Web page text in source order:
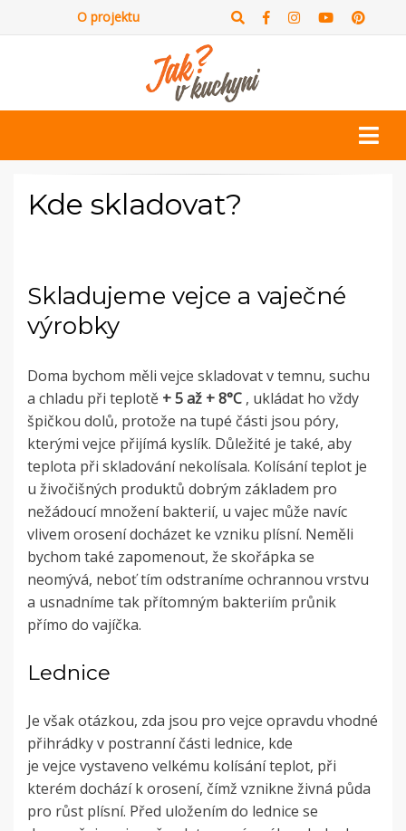
O projektu
Kde skladovat?
Skladujeme vejce a vaječné
výrobky
Doma bychom měli vejce skladovat v temnu, suchu
a chladu při teplotě + 5 až + 8°C , ukládat ho vždy
špičkou dolů, protože na tupé části jsou póry,
kterými vejce přijímá kyslík. Důležité je také, aby
teplota při skladování nekolísala. Kolísání teplot je
u živočišných produktů dobrým základem pro
nežádoucí množení bakterií, u vajec může navíc
vlivem orosení docházet ke vzniku plísní. Neměli
bychom také zapomenout, že skořápka se
neomývá, neboť tím odstraníme ochrannou vrstvu
a usnadníme tak přítomným bakteriím průnik
přímo do vajíčka.
Lednice
Je však otázkou, zda jsou pro vejce opravdu vhodné
přihrádky v postranní části lednice, kde
je vejce vystaveno velkému kolísání teplot, při
kterém dochází k orosení, čímž vznikne živná půda
pro růst plísní. Před uložením do lednice se